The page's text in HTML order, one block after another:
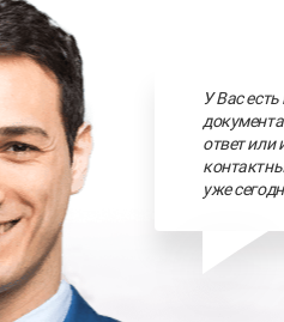
У Вас
ответ или
уже